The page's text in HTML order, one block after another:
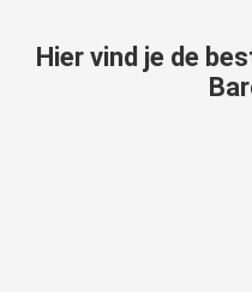
Hier vind je de